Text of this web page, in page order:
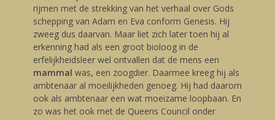
rijmen met de strekking van het verhaal over Gods
schepping van Adam en Eva conform Genesis. Hij
zweeg dus daarvan. Maar liet zich later toen hij al
erkenning had als een groot bioloog in de
erfelijkheidsleer wel ontvallen dat de mens een
mammal was, een zoogdier. Daarmee kreeg hij als
ambtenaar al moeilijkheden genoeg. Hij had daarom
ook als ambtenaar een wat moeizame loopbaan. En
zo was het ook met de Queens Council onder